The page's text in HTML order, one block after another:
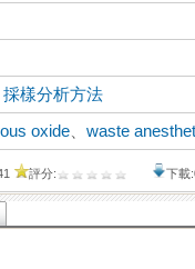
採樣分析方法
oxide 、waste
評分: 下載